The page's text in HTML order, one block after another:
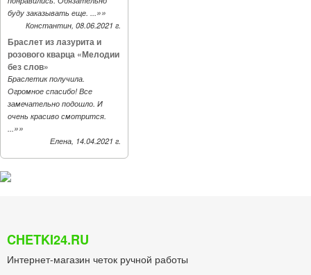
буду заказывать еще. ...»»
Константин, 08.06.2021 г.
Браслет из лазурита и
розового кварца «Мелодии
без слов»
Браслетик получила.
Огромное спасибо! Все
замечательно подошло. И
очень красиво смотрится.
...»»
Елена, 14.04.2021 г.
CHETKI24.RU
Интернет-магазин четок ручной работы